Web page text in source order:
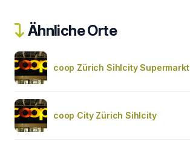
Ähnliche Orte
coop Zürich Sihlcity Supermarkt
coop City Zürich Sihlcity